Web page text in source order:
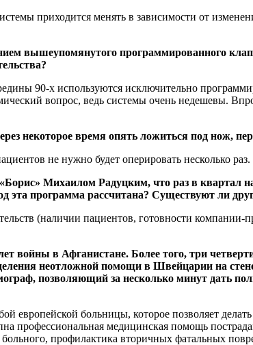
приходится менять в зависимости от
вышеупомянутого программированного
90-х используются исключительно
вопрос, ведь системы очень недешевы.
некоторое время опять ложиться под нож,
не нужно будет оперировать несколько раз.
Михаилом Радуцким, что раз в квартал
эта программа рассчитана? Существуют ли
(наличии пациентов, готовности компании-
войны в Афганистане. Более того, три
неотложной помощи в Швейцарии на
позволяющий за несколько минут дать
больницы, которое позволяет
профессиональная медицинская помощь
профилактика вторичных фатальных